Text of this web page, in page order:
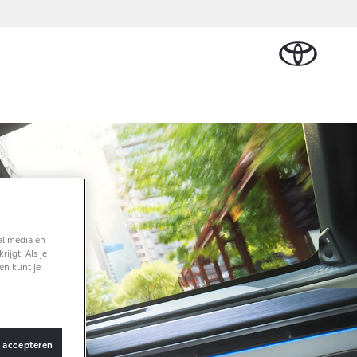
Werkplaatsafspraak
maken
Contact en route
media en
Als je
kunt je